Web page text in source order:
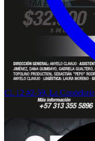
Cl. 12 #2-59, La